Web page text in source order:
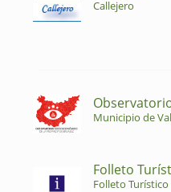
Callejero
Municipio de
Folleto
Folleto Turístico